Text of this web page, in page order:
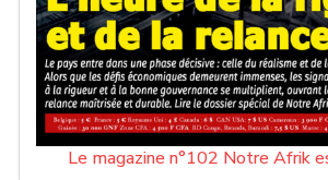
Le magazine n°102 Notre Afrik